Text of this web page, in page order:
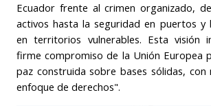
Ecuador frente al crimen organizado,
activos hasta la seguridad en puertos y
en territorios vulnerables. Esta visión
firme compromiso de la Unión Europea
paz construida sobre bases sólidas, con
enfoque de derechos".